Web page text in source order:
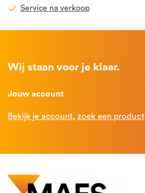
Service na verkoop
Wij staan voor je klaar.
Jouw account
Bekijk je account, zoek een product